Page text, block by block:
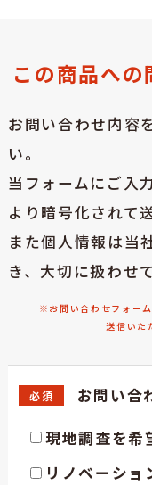
この商品へ
お問い合わせ内容
い。
当フォームにご入
より暗号化されて
また個人情報は当
き、大切に扱わせ
※お問い合わせフォー
送信いた
お問い合
必須
現地調査を希
リノベーショ